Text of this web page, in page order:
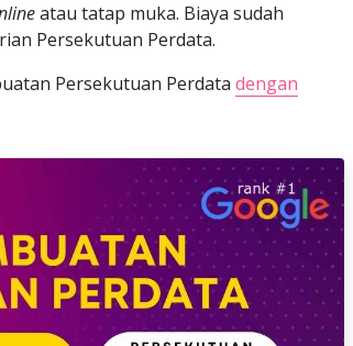
atau tatap muka. Biaya sudah
Persekutuan Perdata.
Persekutuan Perdata dengan